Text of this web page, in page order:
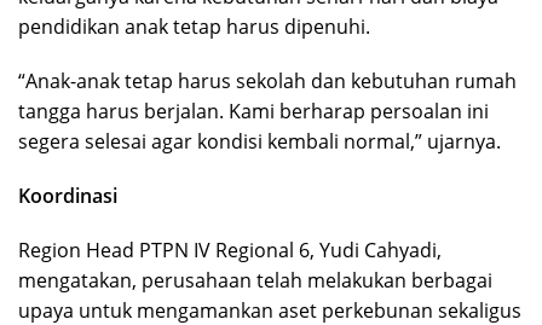
pendidikan anak tetap harus dipenuhi.
“Anak-anak tetap harus sekolah dan kebutuhan rumah
tangga harus berjalan. Kami berharap persoalan ini
segera selesai agar kondisi kembali normal,” ujarnya.
Koordinasi
Region Head PTPN IV Regional 6, Yudi Cahyadi,
mengatakan, perusahaan telah melakukan berbagai
upaya untuk mengamankan aset perkebunan sekaligus